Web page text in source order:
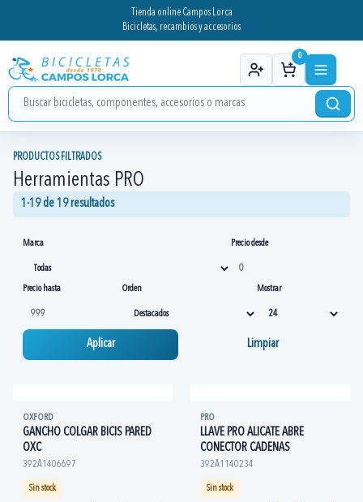
Tienda online Campos Lorca
Bicicletas, recambios y accesorios
0
PRODUCTOS FILTRADOS
Herramientas PRO
1-19 de 19 resultados
Marca Precio desde
Precio hasta Orden Mostrar
Aplicar Limpiar
OXFORD
GANCHO COLGAR BICIS PARED
OXC
392A1406697
Sin stock
PRO
LLAVE PRO ALICATE ABRE
CONECTOR CADENAS
392A1140234
Sin stock